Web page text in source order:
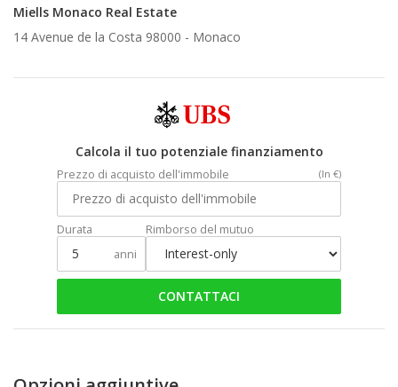
Miells Monaco Real Estate
14 Avenue de la Costa 98000 - Monaco
Calcola il tuo potenziale finanziamento
Prezzo di acquisto dell'immobile (In €)
Durata
anni
Rimborso del mutuo
CONTATTACI